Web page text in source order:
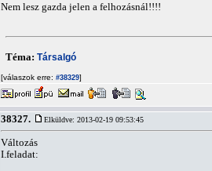
Nem lesz gazda jelen a felhozásnál!!!!
Téma: Társalgó
[válaszok erre: #38329]
38327. Elküldve: 2013-02-19 09:53:45
Változás
I.feladat: